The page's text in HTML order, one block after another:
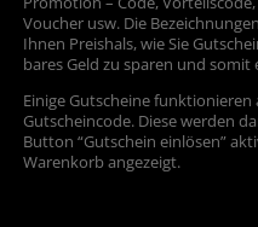
Voucher usw. Die
Ihnen Preishals, wie Sie
bares Geld zu sparen und
Einige Gutscheine
Gutscheincode. Diese werden
Button “Gutschein einlösen”
Warenkorb angezeigt.